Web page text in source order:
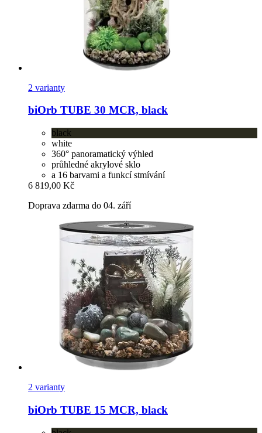
2 varianty
biOrb TUBE 30 MCR, black
black
white
360° panoramatický výhled
průhledné akrylové sklo
a 16 barvami a funkcí stmívání
6 819,00 Kč
Doprava zdarma do 04. září
2 varianty
biOrb TUBE 15 MCR, black